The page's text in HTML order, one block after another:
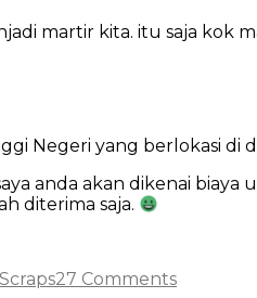
martir kita. itu saja kok
Negeri yang berlokasi di
anda akan dikenai
diterima saja.
Scraps27 Commentsstudent